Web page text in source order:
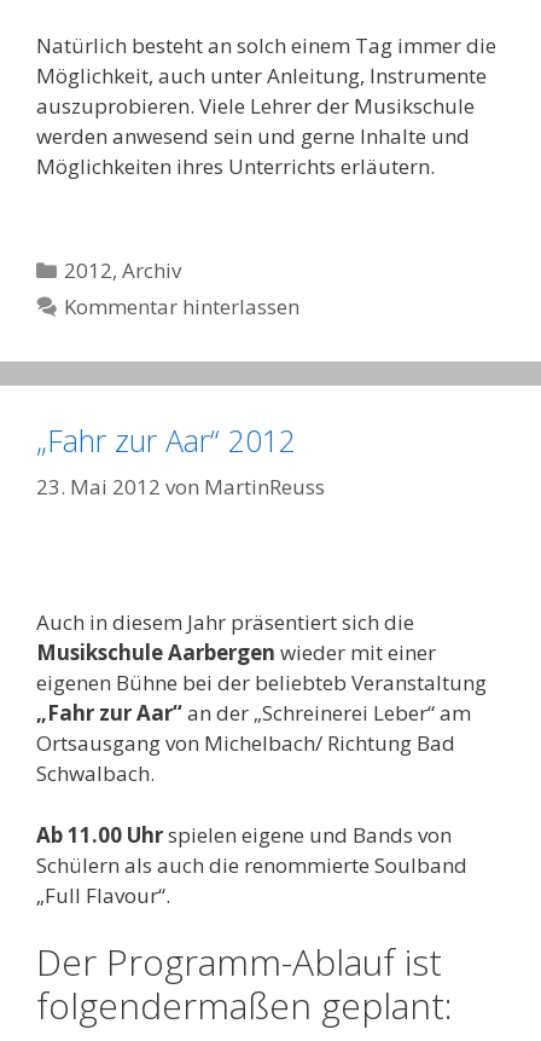
Natürlich besteht an solch einem Tag immer die
Möglichkeit, auch unter Anleitung, Instrumente
auszuprobieren. Viele Lehrer der Musikschule
werden anwesend sein und gerne Inhalte und
Möglichkeiten ihres Unterrichts erläutern.
Kategorien
2012,Archiv
Kommentar hinterlassen
„Fahr zur Aar“ 2012
23. Mai 2012 von MartinReuss
Auch in diesem Jahr präsentiert sich die
Musikschule Aarbergen wieder mit einer
eigenen Bühne bei der beliebteb Veranstaltung
„Fahr zur Aar“an der „Schreinerei Leber“ am
Ortsausgang von Michelbach/ Richtung Bad
Schwalbach.
Ab 11.00 Uhrspielen eigene und Bands von
Schülern als auch die renommierte Soulband
„Full Flavour“.
Der Programm-Ablauf ist
folgendermaßen geplant: